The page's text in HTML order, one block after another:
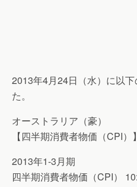
2013年4月24日（水）に以
た。
オーストラリア（豪）
【四半期消費者物価（CPI）】
2013年1-3月期
四半期消費者物価（CPI）